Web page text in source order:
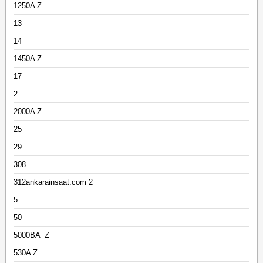
1250A Z
13
14
1450A Z
17
2
2000A Z
25
29
308
312ankarainsaat.com 2
5
50
5000BA_Z
530A Z